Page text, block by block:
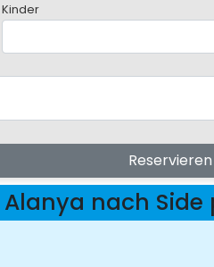
Kinder
Reservieren
Alanya nach